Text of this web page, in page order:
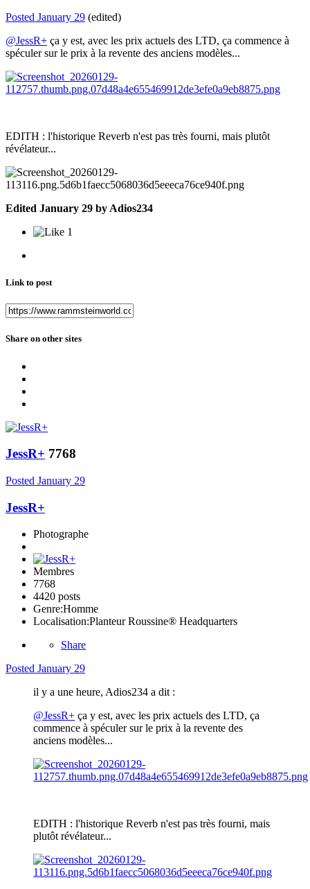
Posted January 29 (edited)
@JessR+ ça y est, avec les prix actuels des LTD, ça commence à
spéculer sur le prix à la revente des anciens modèles...
EDITH : l'historique Reverb n'est pas très fourni, mais plutôt
révélateur...
Edited January 29 by Adios234
1
Link to post
Share on other sites
JessR+ 7768
Posted January 29
JessR+
Photographe
Membres
7768
4420 posts
Genre:Homme
Localisation:Planteur Roussine® Headquarters
Share
Posted January 29
il y a une heure, Adios234 a dit :
@JessR+ ça y est, avec les prix actuels des LTD, ça
commence à spéculer sur le prix à la revente des
anciens modèles...
EDITH : l'historique Reverb n'est pas très fourni, mais
plutôt révélateur...